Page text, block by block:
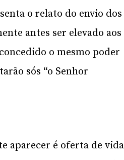
o relato do envio dos
antes ser elevado aos
o mesmo poder
sós “o Senhor
aparecer é oferta de vida